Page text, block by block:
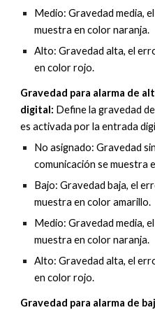
Medio: Gravedad media,
muestra en color naranja.
Alto: Gravedad alta, el
en color rojo.
Gravedad para alarma de
digital: Define la gravedad
es activada porla entrada
No asignado: Gravedad
comunicación se muestra
Bajo: Gravedad baja, el
muestra en color amarillo.
Medio: Gravedad media,
muestra en color naranja.
Alto: Gravedad alta, el
en color rojo.
Gravedad para alarma de